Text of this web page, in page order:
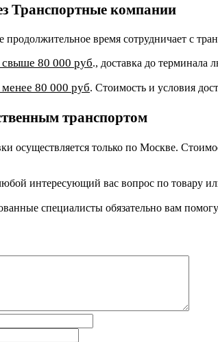
Транспортные компании
время сотрудничает с
80 000 руб., доставка до терминала
80 000 руб. Стоимость и условия
транспортом
осуществляется только по Москве.
интересующий вас вопрос по товару
специалисты обязательно вам